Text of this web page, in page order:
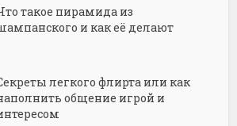
такое пирамида из
и как её делают
легкого флирта или как
общение игрой и